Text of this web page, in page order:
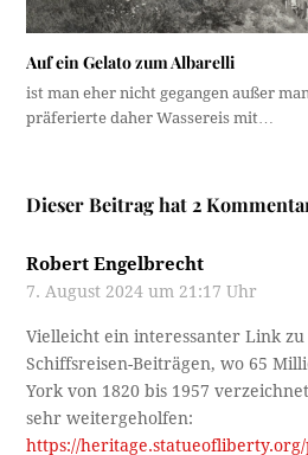
Auf ein Gelato zum Albarelli
ist man eher nicht gegangen außer
präferierte daher Wassereis mit…
Dieser Beitrag hat 2
Robert Engelbrecht
7. August 2024 um 21:17 Uhr
Vielleicht ein interessanter Link
Schiffsreisen-Beiträgen, wo 65
York von 1820 bis 1957
sehr weitergeholfen:
https://heritage.statueofliberty.org/